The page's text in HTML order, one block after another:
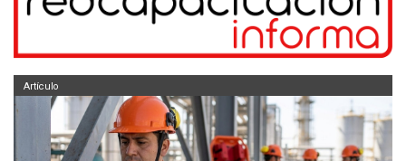
Artículo